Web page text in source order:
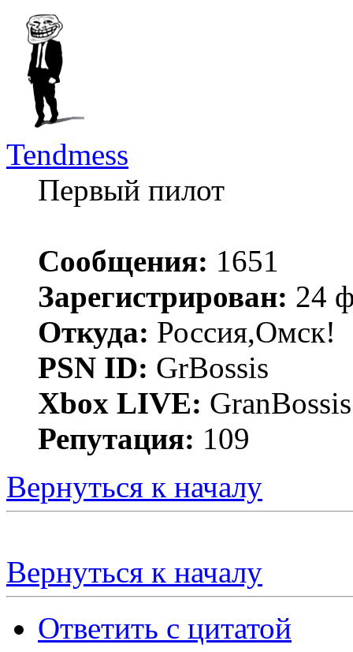
Tendmess
Первый пилот
Сообщения: 1651
Зарегистрирован: 24
Откуда: Россия,Омск!
PSN ID: GrBossis
Xbox LIVE: GranBossis
Репутация: 109
Вернуться к началу
Вернуться к началу
Ответить с цитатой